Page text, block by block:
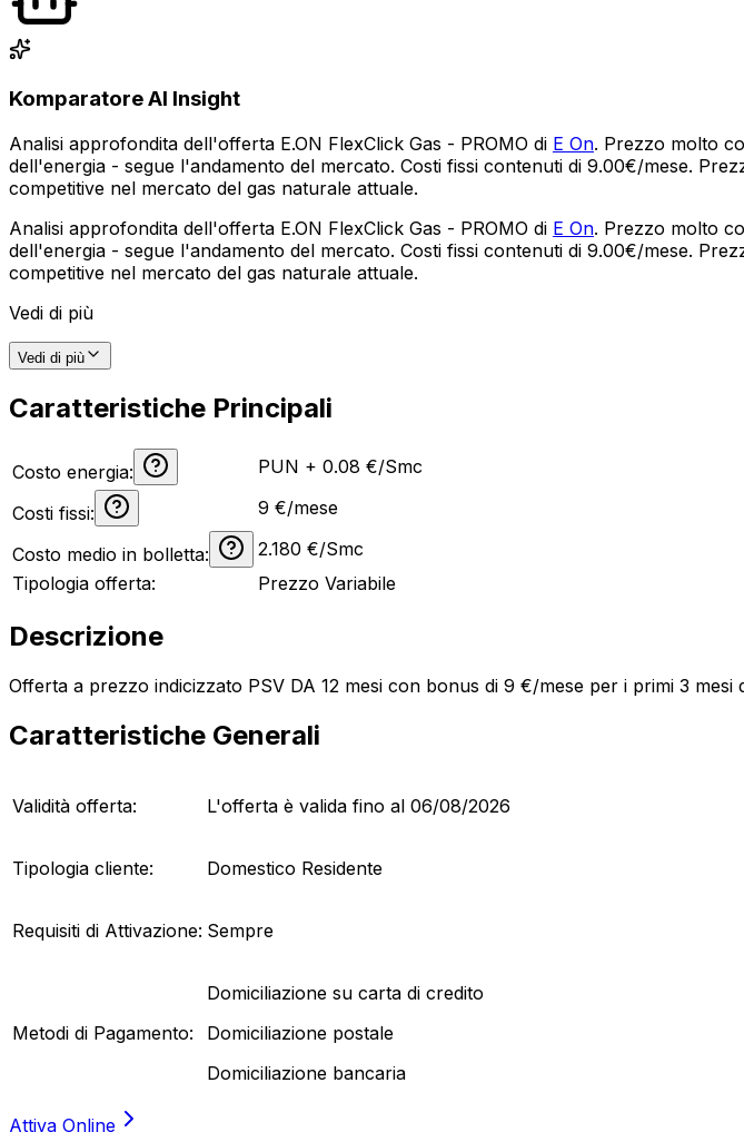
Komparatore AI Insight
Analisi approfondita dell'offerta E.ON FlexClick Gas - PROMO di E On. Prezzo molto
dell'energia - segue l'andamento del mercato. Costi fissi contenuti di 9.00€/mese.
competitive nel mercato del gas naturale attuale.
Analisi approfondita dell'offerta E.ON FlexClick Gas - PROMO di E On. Prezzo molto
dell'energia - segue l'andamento del mercato. Costi fissi contenuti di 9.00€/mese.
competitive nel mercato del gas naturale attuale.
Vedi di più
Vedi di più
Caratteristiche Principali
Costo energia: PUN + 0.08 €/Smc
Costi fissi: 9 €/mese
Costo medio in bolletta: 2.180 €/Smc
Tipologia offerta:
Prezzo Variabile
Descrizione
Offerta a prezzo indicizzato PSV DA 12 mesi con bonus di 9 €/mese per i primi 3 mesi
Caratteristiche Generali
Validità offerta: L'offerta è valida fino al 06/08/2026
Tipologia cliente: Domestico Residente
Requisiti di Attivazione: Sempre
Metodi di Pagamento:
Domiciliazione su carta di credito
Domiciliazione postale
Domiciliazione bancaria
Attiva Online